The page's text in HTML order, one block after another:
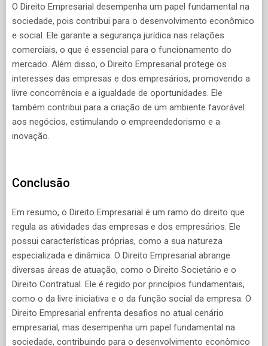
O Direito Empresarial desempenha um papel fundamental na
sociedade, pois contribui para o desenvolvimento econômico
e social. Ele garante a segurança jurídica nas relações
comerciais, o que é essencial para o funcionamento do
mercado. Além disso, o Direito Empresarial protege os
interesses das empresas e dos empresários, promovendo a
livre concorrência e a igualdade de oportunidades. Ele
também contribui para a criação de um ambiente favorável
aos negócios, estimulando o empreendedorismo e a
inovação.
Conclusão
Em resumo, o Direito Empresarial é um ramo do direito que
regula as atividades das empresas e dos empresários. Ele
possui características próprias, como a sua natureza
especializada e dinâmica. O Direito Empresarial abrange
diversas áreas de atuação, como o Direito Societário e o
Direito Contratual. Ele é regido por princípios fundamentais,
como o da livre iniciativa e o da função social da empresa. O
Direito Empresarial enfrenta desafios no atual cenário
empresarial, mas desempenha um papel fundamental na
sociedade, contribuindo para o desenvolvimento econômico